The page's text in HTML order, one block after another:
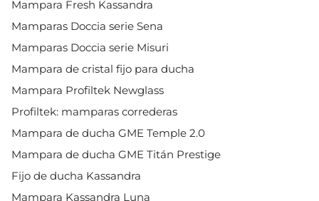
Mampara Fresh Kassandra
Mamparas Doccia serie Sena
Mamparas Doccia serie Misuri
Mampara de cristal fijo para ducha
Mampara Profiltek Newglass
Profiltek: mamparas correderas
Mampara de ducha GME Temple 2.0
Mampara de ducha GME Titán Prestige
Fijo de ducha Kassandra
Mampara Kassandra Luna